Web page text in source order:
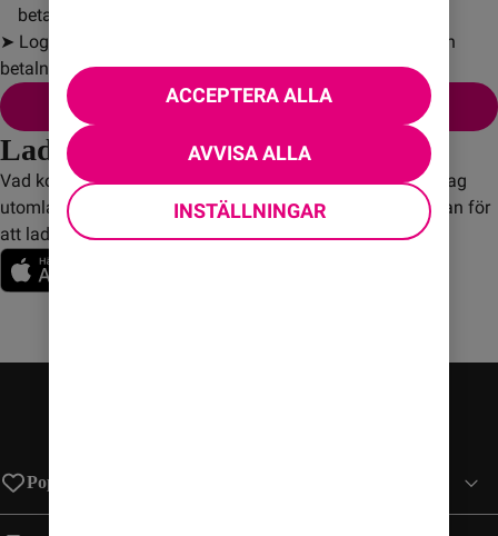
betalningen når oss då inom 15 minuter.
➤ Logga in på Mitt konto för att betala eller kontrollera din
betalningsstatus.
Mitt konto
Ladda ner vår app!
Vad kostar det? Hur mycket surf har jag kvar? Hur ringer jag
utomlands? Med Comviqs app får du full koll. Klicka nedan för
att ladda ner den redan nu!
Populära sidor
ACCEPTERA ALLA
AVVISA ALLA
INSTÄLLNINGAR